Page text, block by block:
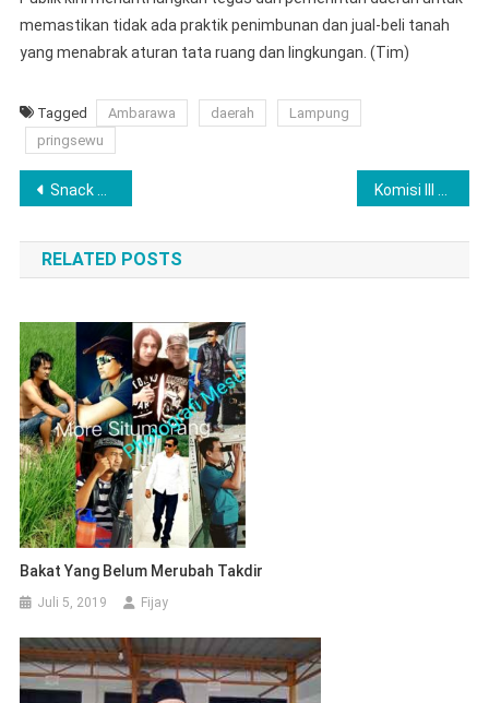
memastikan tidak ada praktik penimbunan dan jual-beli tanah
yang menabrak aturan tata ruang dan lingkungan. (Tim)
Tagged Ambarawa daerah
Lampung
pringsewu
Navigasi
pos
Snack Mewah, Plafon Bocor! Gedung DPRD Pringsewu Simbol Ironic Efisiensi Anggaran
RELATED POSTS
Bakat Yang Belum Merubah Takdir
Juli 5, 2019 Fijay